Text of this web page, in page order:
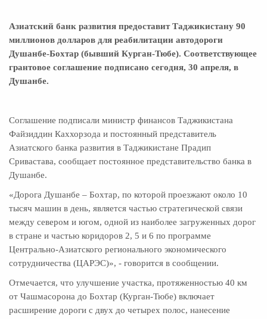
Азиатский банк развития предоставит Таджикистану 90
миллионов долларов для реабилитации автодороги
Душанбе-Бохтар (бывший Курган-Тюбе). Соответствующее
грантовое соглашение подписано сегодня, 30 апреля, в
Душанбе.
Соглашение подписали министр финансов Таджикистана
Файзиддин Каххорзода и постоянный представитель
Азиатского банка развития в Таджикистане Прадип
Сривастава, сообщает постоянное представительство банка в
Душанбе.
«Дорога Душанбе – Бохтар, по которой проезжают около 10
тысяч машин в день, является частью стратегической связи
между севером и югом, одной из наиболее загруженных дорог
в стране и частью коридоров 2, 5 и 6 по программе
Центрально-Азиатского регионального экономического
сотрудничества (ЦАРЭС)», - говорится в сообщении.
Отмечается, что улучшение участка, протяженностью 40 км
от Чашмасорона до Бохтар (Курган-Тюбе) включает
расширение дороги с двух до четырех полос, нанесение